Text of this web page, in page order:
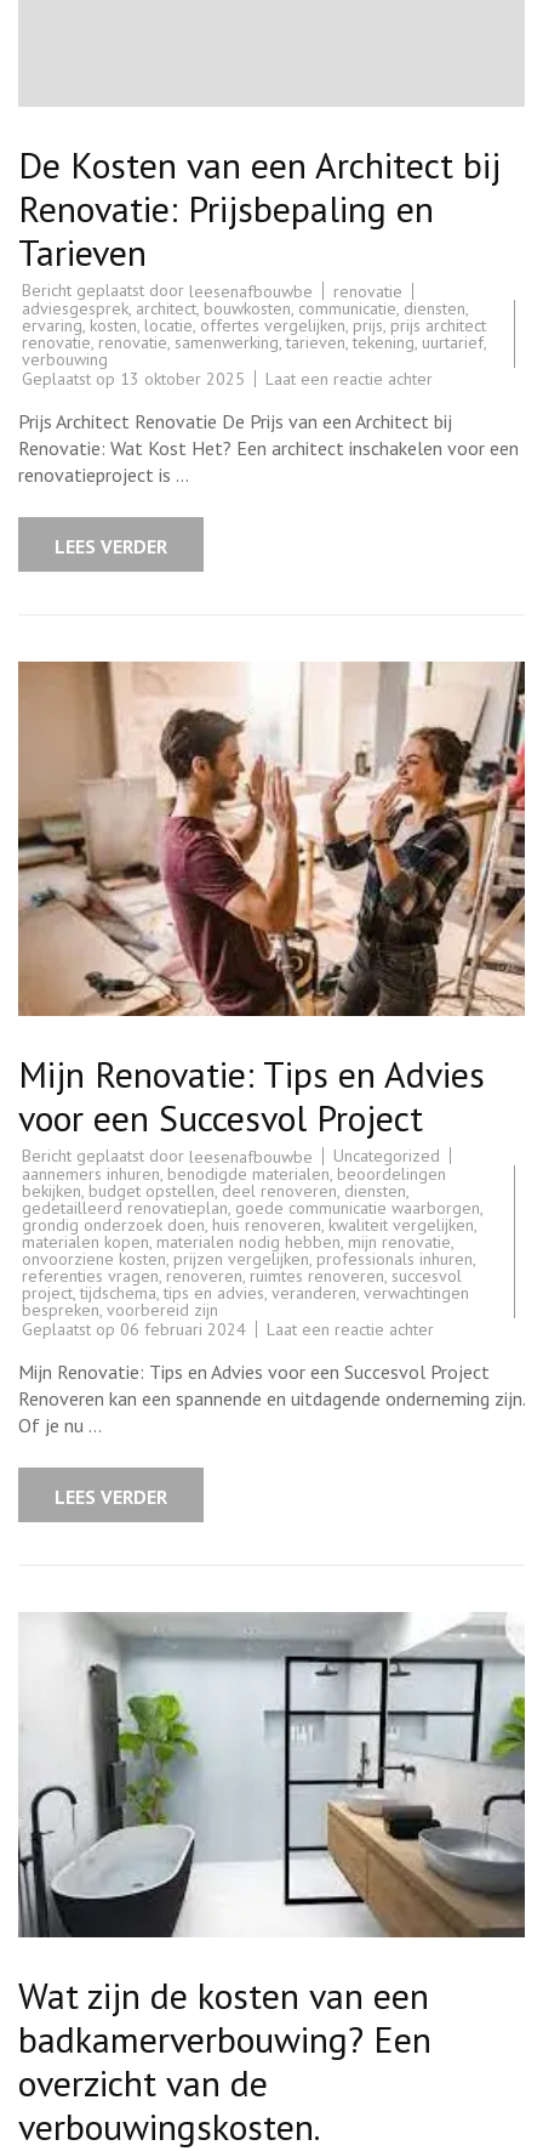
De Kosten van een Architect bij
Renovatie: Prijsbepaling en
Tarieven
Bericht geplaatst door leesenafbouwbe
renovatie
adviesgesprek, architect, bouwkosten, communicatie, diensten,
ervaring, kosten, locatie, offertes vergelijken, prijs, prijs architect
renovatie, renovatie, samenwerking,tarieven,tekening, uurtarief,
verbouwing
Geplaatst op 13 oktober 2025 Laat een reactie achterop
Kosten
van
een
Architect
Prijs Architect Renovatie De Prijs van een Architect bij
Renovatie: Wat Kost Het? Een architect inschakelen voor een
renovatieproject is …
LEES VERDER
Mijn Renovatie: Tips en Advies
voor een Succesvol Project
Bericht geplaatst door leesenafbouwbe
Uncategorized
aannemers inhuren, benodigde materialen, beoordelingen
bekijken, budget opstellen,deel renoveren, diensten,
gedetailleerd renovatieplan, goede communicatie waarborgen,
grondig onderzoek doen, huis renoveren, kwaliteit vergelijken,
materialen kopen, materialen nodig hebben, mijn renovatie,
onvoorziene kosten, prijzen vergelijken, professionals inhuren,
referenties vragen, renoveren, ruimtes renoveren, succesvol
project,tijdschema,tips en advies, veranderen, verwachtingen
bespreken, voorbereid zijn
Geplaatst op 06 februari 2024 Laat een reactie achterop
Renovatie:
Tips
en
Advies
Mijn Renovatie: Tips en Advies voor een Succesvol Project
Renoveren kan een spannende en uitdagende onderneming zijn.
Of je nu …
LEES VERDER
Wat zijn de kosten van een
badkamerverbouwing? Een
overzicht van de
verbouwingskosten.